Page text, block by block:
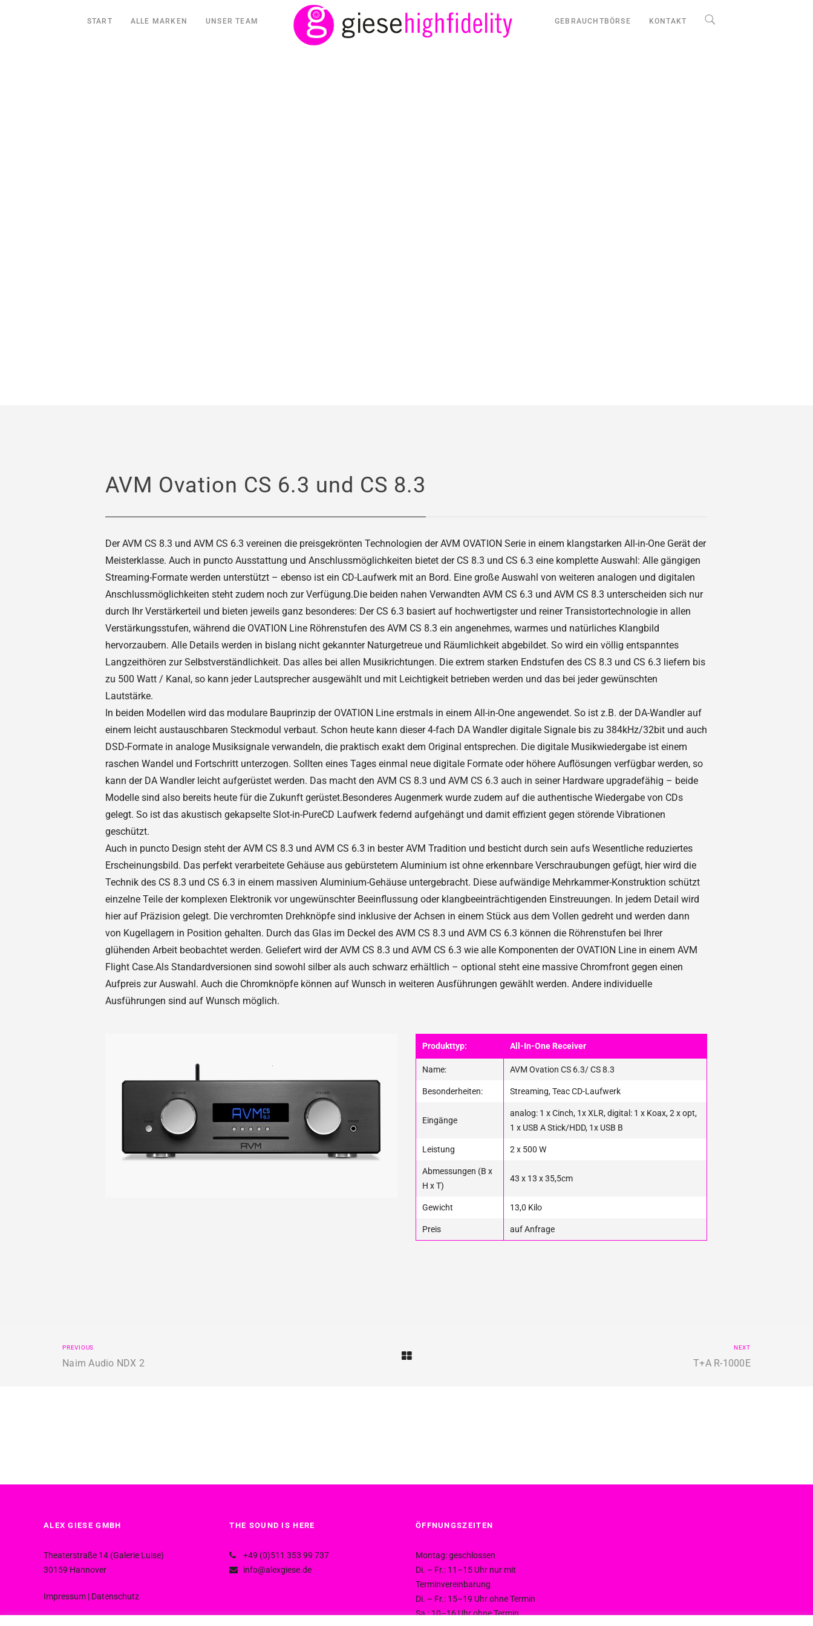
START ALLE MARKEN UNSER TEAM GEBRAUCHTBÖRSE KONTAKT
AVM Ovation CS 6.3 und CS 8.3
Der AVM CS 8.3 und AVM CS 6.3 vereinen die preisgekrönten Technologien der AVM OVATION Serie in einem klangstarken All-in-One Gerät der
Meisterklasse. Auch in puncto Ausstattung und Anschlussmöglichkeiten bietet der CS 8.3 und CS 6.3 eine komplette Auswahl: Alle gängigen
Streaming-Formate werden unterstützt – ebenso ist ein CD-Laufwerk mit an Bord. Eine große Auswahl von weiteren analogen und digitalen
Anschlussmöglichkeiten steht zudem noch zur Verfügung.Die beiden nahen Verwandten AVM CS 6.3 und AVM CS 8.3 unterscheiden sich nur
durch Ihr Verstärkerteil und bieten jeweils ganz besonderes: Der CS 6.3 basiert auf hochwertigster und reiner Transistortechnologie in allen
Verstärkungsstufen, während die OVATION Line Röhrenstufen des AVM CS 8.3 ein angenehmes, warmes und natürliches Klangbild
hervorzaubern. Alle Details werden in bislang nicht gekannter Naturgetreue und Räumlichkeit abgebildet. So wird ein völlig entspanntes
Langzeithören zur Selbstverständlichkeit. Das alles bei allen Musikrichtungen. Die extrem starken Endstufen des CS 8.3 und CS 6.3 liefern bis
zu 500 Watt / Kanal, so kann jeder Lautsprecher ausgewählt und mit Leichtigkeit betrieben werden und das bei jeder gewünschten
Lautstärke.
In beiden Modellen wird das modulare Bauprinzip der OVATION Line erstmals in einem All-in-One angewendet. So ist z.B. der DA-Wandler auf
einem leicht austauschbaren Steckmodul verbaut. Schon heute kann dieser 4-fach DA Wandler digitale Signale bis zu 384kHz/32bit und auch
DSD-Formate in analoge Musiksignale verwandeln, die praktisch exakt dem Original entsprechen. Die digitale Musikwiedergabe ist einem
raschen Wandel und Fortschritt unterzogen. Sollten eines Tages einmal neue digitale Formate oder höhere Auflösungen verfügbar werden, so
kann der DA Wandler leicht aufgerüstet werden. Das macht den AVM CS 8.3 und AVM CS 6.3 auch in seiner Hardware upgradefähig – beide
Modelle sind also bereits heute für die Zukunft gerüstet.Besonderes Augenmerk wurde zudem auf die authentische Wiedergabe von CDs
gelegt. So ist das akustisch gekapselte Slot-in-PureCD Laufwerk federnd aufgehängt und damit effizient gegen störende Vibrationen
geschützt.
Auch in puncto Design steht der AVM CS 8.3 und AVM CS 6.3 in bester AVM Tradition und besticht durch sein aufs Wesentliche reduziertes
Erscheinungsbild. Das perfekt verarbeitete Gehäuse aus gebürstetem Aluminium ist ohne erkennbare Verschraubungen gefügt, hier wird die
Technik des CS 8.3 und CS 6.3 in einem massiven Aluminium-Gehäuse untergebracht. Diese aufwändige Mehrkammer-Konstruktion schützt
einzelne Teile der komplexen Elektronik vor ungewünschter Beeinflussung oder klangbeeinträchtigenden Einstreuungen. In jedem Detail wird
hier auf Präzision gelegt. Die verchromten Drehknöpfe sind inklusive der Achsen in einem Stück aus dem Vollen gedreht und werden dann
von Kugellagern in Position gehalten. Durch das Glas im Deckel des AVM CS 8.3 und AVM CS 6.3 können die Röhrenstufen bei Ihrer
glühenden Arbeit beobachtet werden. Geliefert wird der AVM CS 8.3 und AVM CS 6.3 wie alle Komponenten der OVATION Line in einem AVM
Flight Case.Als Standardversionen sind sowohl silber als auch schwarz erhältlich – optional steht eine massive Chromfront gegen einen
Aufpreis zur Auswahl. Auch die Chromknöpfe können auf Wunsch in weiteren Ausführungen gewählt werden. Andere individuelle
Ausführungen sind auf Wunsch möglich.
Produkttyp: All-In-One Receiver
Name: AVM Ovation CS 6.3/ CS 8.3
Besonderheiten: Streaming, Teac CD-Laufwerk
Eingänge
analog: 1 x Cinch, 1x XLR, digital: 1 x Koax, 2 x opt,
1 x USB A Stick/HDD, 1x USB B
Leistung 2 x 500 W
Abmessungen (B x
H x T)
43 x 13 x 35,5cm
Gewicht 13,0 Kilo
Preis auf Anfrage
PREVIOUS
Naim Audio NDX 2
NEXT
T+A R-1000E
ALEX GIESE GMBH
Theaterstraße 14 (Galerie Luise)
30159 Hannover
Impressum| Datenschutz
THE SOUND IS HERE
+49 (0)511 353 99 737
info@alexgiese.de
ÖFFNUNGSZEITEN
Montag: geschlossen
Di. – Fr.: 11–15 Uhr nur mit
Terminvereinbarung
Di. – Fr.: 15–19 Uhr ohne Termin
Sa.: 10–16 Uhr ohne Termin